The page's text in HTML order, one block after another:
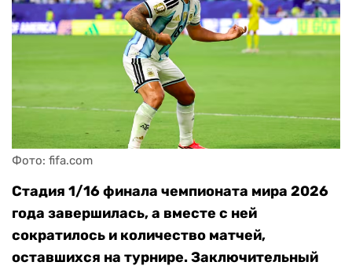
Фото: fifa.com
Стадия 1/16 финала чемпионата мира 2026
года завершилась, а вместе с ней
сократилось и количество матчей,
оставшихся на турнире. Заключительный